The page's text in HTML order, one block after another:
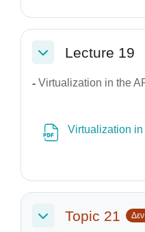
Σύμπτυξη
Lecture 19
- Virtualization in the
Virtualization in
Σύμπτυξη
Topic 21 Δεν